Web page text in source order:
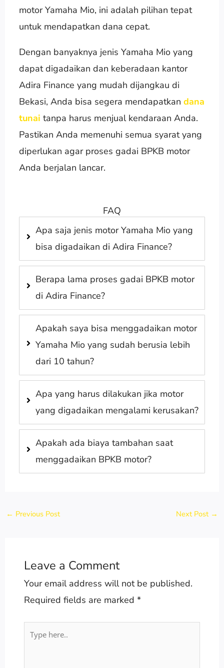
motor Yamaha Mio, ini adalah pilihan tepat
untuk mendapatkan dana cepat.
Dengan banyaknya jenis Yamaha Mio yang
dapat digadaikan dan keberadaan kantor
Adira Finance yang mudah dijangkau di
Bekasi, Anda bisa segera mendapatkan dana
tunai tanpa harus menjual kendaraan Anda.
Pastikan Anda memenuhi semua syarat yang
diperlukan agar proses gadai BPKB motor
Anda berjalan lancar.
FAQ
Apa saja jenis motor Yamaha Mio yang
bisa digadaikan di Adira Finance?
Berapa lama proses gadai BPKB motor
di Adira Finance?
Apakah saya bisa menggadaikan motor
Yamaha Mio yang sudah berusia lebih
dari 10 tahun?
Apa yang harus dilakukan jika motor
yang digadaikan mengalami kerusakan?
Apakah ada biaya tambahan saat
menggadaikan BPKB motor?
← Previous Post Next Post →
Leave a Comment
Your email address will not be published.
Required fields are marked*
Type